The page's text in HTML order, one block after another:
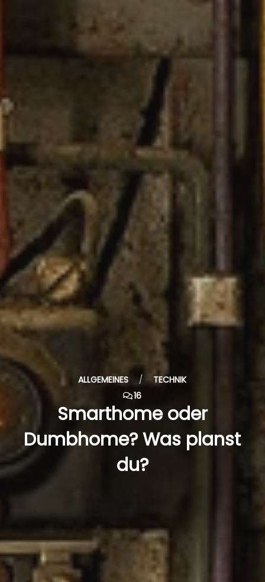
ALLGEMEINES /
TECHNIK
16
Smarthome oder
Dumbhome? Was planst
du?